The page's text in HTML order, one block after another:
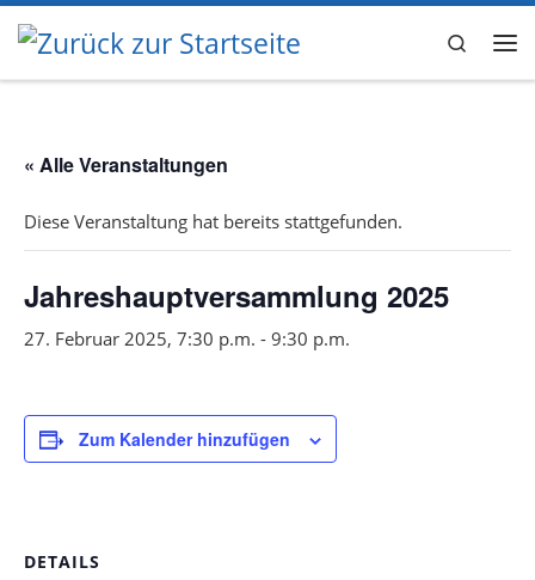
Zum Inhalt springen
Search
« Alle Veranstaltungen
Diese Veranstaltung hat bereits stattgefunden.
Jahreshauptversammlung 2025
27. Februar 2025, 7:30 p.m. - 9:30 p.m.
Zum Kalender hinzufügen
DETAILS